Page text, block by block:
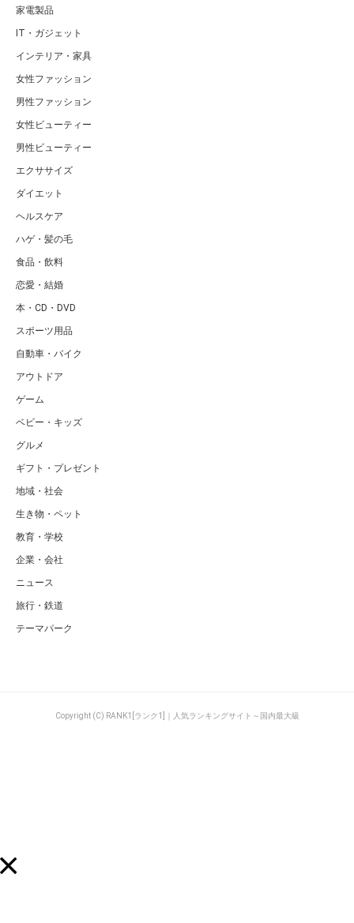
家電製品
IT・ガジェット
インテリア・家具
女性ファッション
男性ファッション
女性ビューティー
男性ビューティー
エクササイズ
ダイエット
ヘルスケア
ハゲ・髪の毛
食品・飲料
恋愛・結婚
本・CD・DVD
スポーツ用品
自動車・バイク
アウトドア
ゲーム
ベビー・キッズ
グルメ
ギフト・プレゼント
地域・社会
生き物・ペット
教育・学校
企業・会社
ニュース
旅行・鉄道
テーマパーク
Copyright (C) RANK1[ランク1]｜人気ランキングサイト～国内最大級